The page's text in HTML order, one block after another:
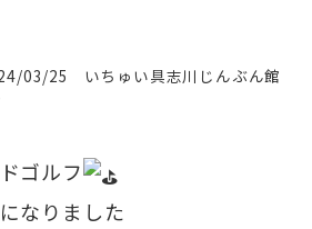
日03/25 著者
いちゅい具志川じんぶん館
ゴルフ
なりました